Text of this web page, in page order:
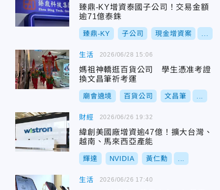
臻鼎-KY增資泰國子公司！交易金額
逾71億泰銖
臻鼎-KY 子公司 現金增資案
生活
媽祖神轎逛百貨公司 學生憑准考證
換文昌筆祈考運
廟會遶境 百貨公司 文昌筆
2026/06/28 15:06
財經
緯創美國廠增資逾47億！擴大台灣、
越南、馬來西亞產能
輝達 NVIDIA 黃仁勳
2026/06/26 19:32
生活 2026/06/26 17:40